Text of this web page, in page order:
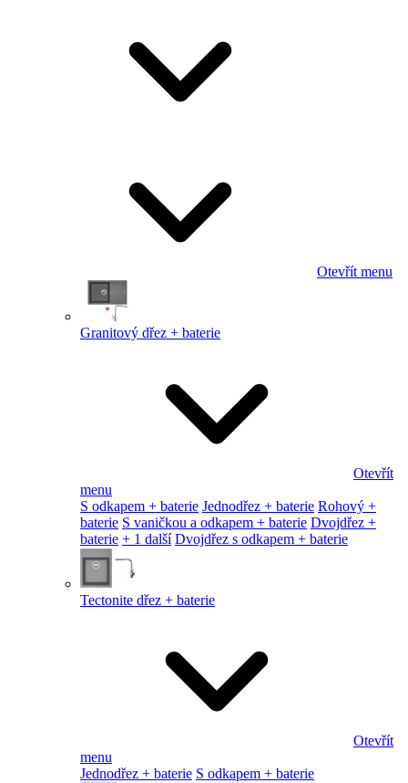
Otevřít menu
Granitový dřez + baterie
Otevřít
menu
S odkapem + baterie Jednodřez + baterie Rohový +
baterie S vaničkou a odkapem + baterie Dvojdřez +
baterie + 1 další Dvojdřez s odkapem + baterie
Tectonite dřez + baterie
Otevřít
menu
Jednodřez + baterie S odkapem + baterie